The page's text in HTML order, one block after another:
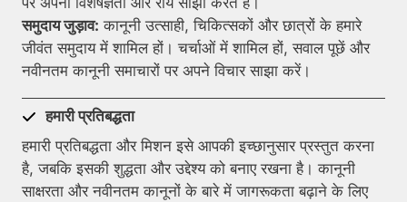
समुदाय जुड़ाव: कानूनी उत्साही, चिकित्सकों और छात्रों के हमारे
जीवंत समुदाय में शामिल हों। चर्चाओं में शामिल हों, सवाल पूछें और
नवीनतम कानूनी समाचारों पर अपने विचार साझा करें।
हमारी प्रतिबद्धता
हमारी प्रतिबद्धता और मिशन इसे आपकी इच्छानुसार प्रस्तुत करना
है, जबकि इसकी शुद्धता और उद्देश्य को बनाए रखना है। कानूनी
साक्षरता और नवीनतम कानूनों के बारे में जागरूकता बढ़ाने के लिए